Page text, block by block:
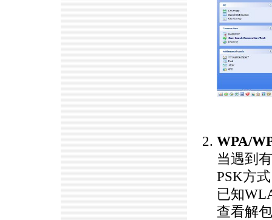
WPA/
当遇到
PSK方
已知
查看解